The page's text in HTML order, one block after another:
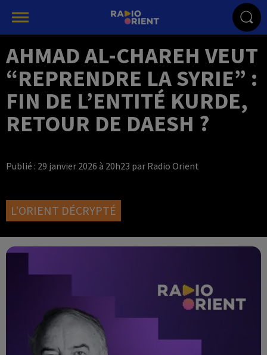
AHMAD AL-CHAREH VEUT
“REPRENDRE LA SYRIE” :
FIN DE L’ENTITÉ KURDE,
RETOUR DE DAESH ?
Publié : 29 janvier 2026 à 20h23 par Radio Orient
L'ORIENT DÉCRYPTÉ